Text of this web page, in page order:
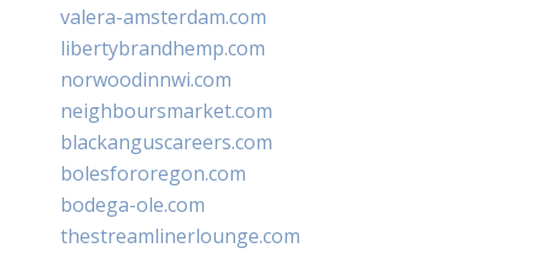
valera-amsterdam.com
libertybrandhemp.com
norwoodinnwi.com
neighboursmarket.com
blackanguscareers.com
bolesfororegon.com
bodega-ole.com
thestreamlinerlounge.com